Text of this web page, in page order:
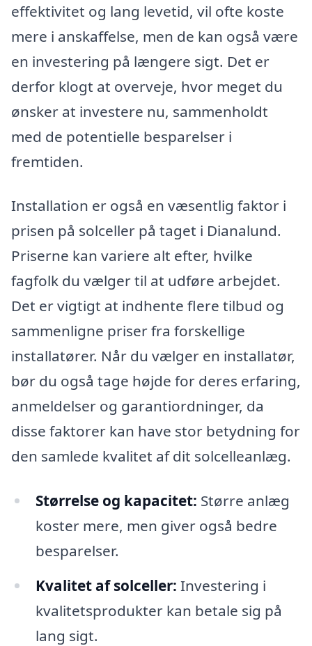
effektivitet og lang levetid, vil ofte koste
mere i anskaffelse, men de kan også være
en investering på længere sigt. Det er
derfor klogt at overveje, hvor meget du
ønsker at investere nu, sammenholdt
med de potentielle besparelser i
fremtiden.
Installation er også en væsentlig faktor i
prisen på solceller på taget i Dianalund.
Priserne kan variere alt efter, hvilke
fagfolk du vælger til at udføre arbejdet.
Det er vigtigt at indhente flere tilbud og
sammenligne priser fra forskellige
installatører. Når du vælger en installatør,
bør du også tage højde for deres erfaring,
anmeldelser og garantiordninger, da
disse faktorer kan have stor betydning for
den samlede kvalitet af dit solcelleanlæg.
Størrelse og kapacitet: Større anlæg
koster mere, men giver også bedre
besparelser.
Kvalitet af solceller: Investering i
kvalitetsprodukter kan betale sig på
lang sigt.